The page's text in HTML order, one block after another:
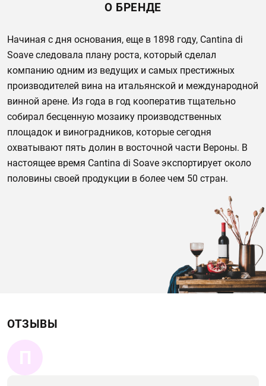
О БРЕНДЕ
Начиная с дня основания, еще в 1898 году, Cantina di
Soave следовала плану роста, который сделал
компанию одним из ведущих и самых престижных
производителей вина на итальянской и международной
винной арене. Из года в год кооператив тщательно
собирал бесценную мозаику производственных
площадок и виноградников, которые сегодня
охватывают пять долин в восточной части Вероны. В
настоящее время Cantina di Soave экспортирует около
половины своей продукции в более чем 50 стран.
ОТЗЫВЫ
П